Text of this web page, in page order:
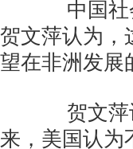
中国社会
贺文萍认为，
望在非洲发展
贺文萍认
来，美国认为